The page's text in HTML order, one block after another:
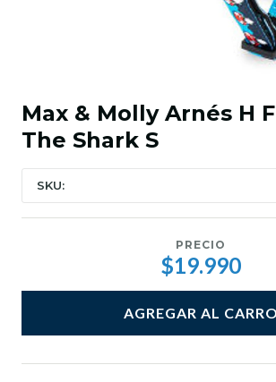
Max & Molly Arnés H
The Shark S
SKU:
PRECIO
$19.990
AGREGAR AL CARRO